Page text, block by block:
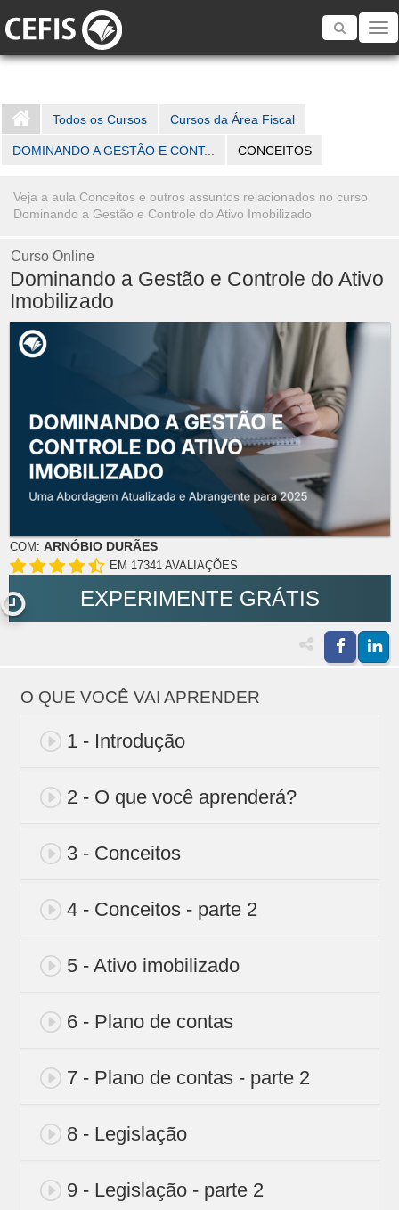
Toggle
Todos os Cursos Cursos da Área Fiscal
DOMINANDO A GESTÃO E CONT... CONCEITOS
Veja a aula Conceitos e outros assuntos relacionados no curso
Dominando a Gestão e Controle do Ativo Imobilizado
Curso Online
Dominando a Gestão e Controle do Ativo
Imobilizado
COM: ARNÓBIO DURÃES
EM 17341 AVALIAÇÕES
EXPERIMENTE GRÁTIS
O QUE VOCÊ VAI APRENDER
1 - Introdução
2 - O que você aprenderá?
3 - Conceitos
4 - Conceitos - parte 2
5 - Ativo imobilizado
6 - Plano de contas
7 - Plano de contas - parte 2
8 - Legislação
9 - Legislação - parte 2